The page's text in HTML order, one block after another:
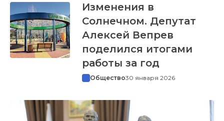
Изменения в
Солнечном. Депутат
Алексей Вепрев
поделился итогами
работы за год
Общество30 января 2026